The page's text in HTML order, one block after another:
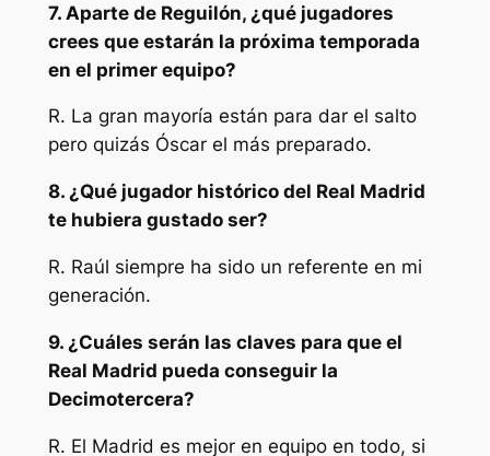
7. Aparte de Reguilón, ¿qué jugadores
crees que estarán la próxima temporada
en el primer equipo?
R. La gran mayoría están para dar el salto
pero quizás Óscar el más preparado.
8. ¿Qué jugador histórico del Real Madrid
te hubiera gustado ser?
R. Raúl siempre ha sido un referente en mi
generación.
9. ¿Cuáles serán las claves para que el
Real Madrid pueda conseguir la
Decimotercera?
R. El Madrid es mejor en equipo en todo, si